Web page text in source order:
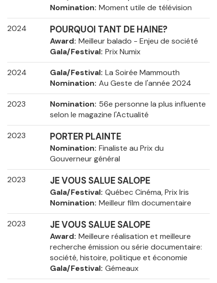
Nomination Moment utile de télévision
2024 POURQUOI TANT DE HAINE?
Award Meilleur balado - Enjeu de société
Gala/Festival Prix Numix
2024 Gala/Festival La Soirée Mammouth
Nomination Au Geste de l'année 2024
2023 Nomination 56e personne la plus influente
selon le magazine l'Actualité
2023 PORTER PLAINTE
Nomination Finaliste au Prix du
Gouverneur général
2023 JE VOUS SALUE SALOPE
Gala/Festival Québec Cinéma, Prix Iris
Nomination Meilleur film documentaire
2023 JE VOUS SALUE SALOPE
Award Meilleure réalisation et meilleure
recherche émission ou série documentaire:
société, histoire, politique et économie
Gala/Festival Gémeaux